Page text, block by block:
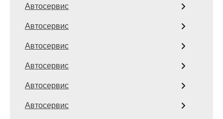
Автосервис
Автосервис
Автосервис
Автосервис
Автосервис
Автосервис